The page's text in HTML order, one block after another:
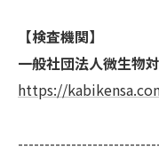
【検査機関】
一般社団法人微生物
https://